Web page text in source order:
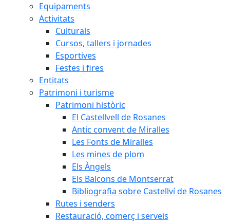
Equipaments
Activitats
Culturals
Cursos, tallers i jornades
Esportives
Festes i fires
Entitats
Patrimoni i turisme
Patrimoni històric
El Castellvell de Rosanes
Antic convent de Miralles
Les Fonts de Miralles
Les mines de plom
Els Àngels
Els Balcons de Montserrat
Bibliografia sobre Castellví de Rosanes
Rutes i senders
Restauració, comerç i serveis